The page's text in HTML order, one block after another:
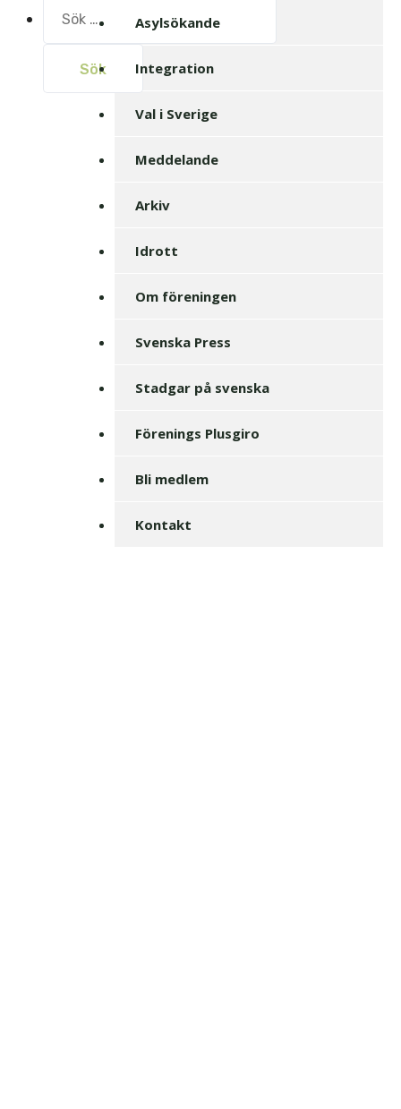
efter:
Asylsökande
Integration
Val i Sverige
Meddelande
Arkiv
Idrott
Om föreningen
Svenska Press
Stadgar på svenska
Förenings Plusgiro
Bli medlem
Kontakt